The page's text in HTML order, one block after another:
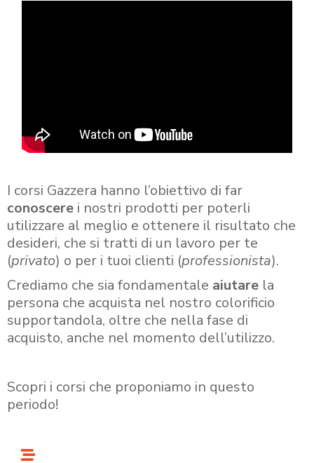
I corsi Gazzera hanno l’obiettivo di far
conoscere i nostri prodotti per poterli
utilizzare al meglio e ottenere il risultato che
desideri, che si tratti di un lavoro per te
(privato) o per i tuoi clienti (professionista).
Crediamo che sia fondamentale aiutare la
persona che acquista nel nostro colorificio
supportandola, oltre che nella fase di
acquisto, anche nel momento dell’utilizzo.
Scopri i corsi che proponiamo in questo
periodo!